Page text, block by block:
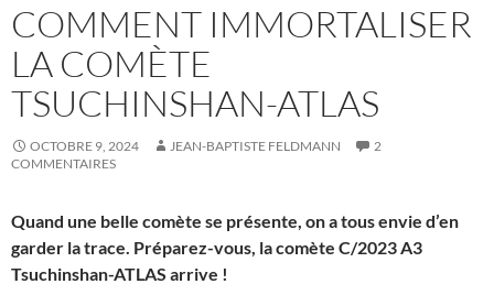
COMMENT IMMORTALISER
LA COMÈTE
TSUCHINSHAN-ATLAS
OCTOBRE 9, 2024 JEAN-BAPTISTE FELDMANN
2
COMMENTAIRES
Quand une belle comète se présente, on a tous envie d’en
garder la trace. Préparez-vous, la comète C/2023 A3
Tsuchinshan-ATLAS arrive !